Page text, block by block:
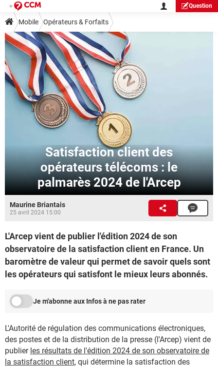
Question
Mobile Opérateurs & Forfaits
Satisfaction client des
opérateurs télécoms : le
palmarès 2024 de l'Arcep
Maurine Briantais
25 avril 2024 15:00
L'Arcep vient de publier l'édition 2024 de son
observatoire de la satisfaction client en France. Un
baromètre de valeur qui permet de savoir quels sont
les opérateurs qui satisfont le mieux leurs abonnés.
Je m'abonne aux Infos à ne pas rater
L'Autorité de régulation des communications électroniques,
des postes et de la distribution de la presse (l'Arcep) vient de
publier les résultats de l'édition 2024 de son observatoire de
la satisfaction client, qui détermine la satisfaction des